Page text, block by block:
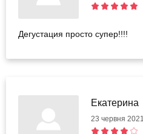
Дегустация просто супер!!!!
Екатерина
23 червня 2021